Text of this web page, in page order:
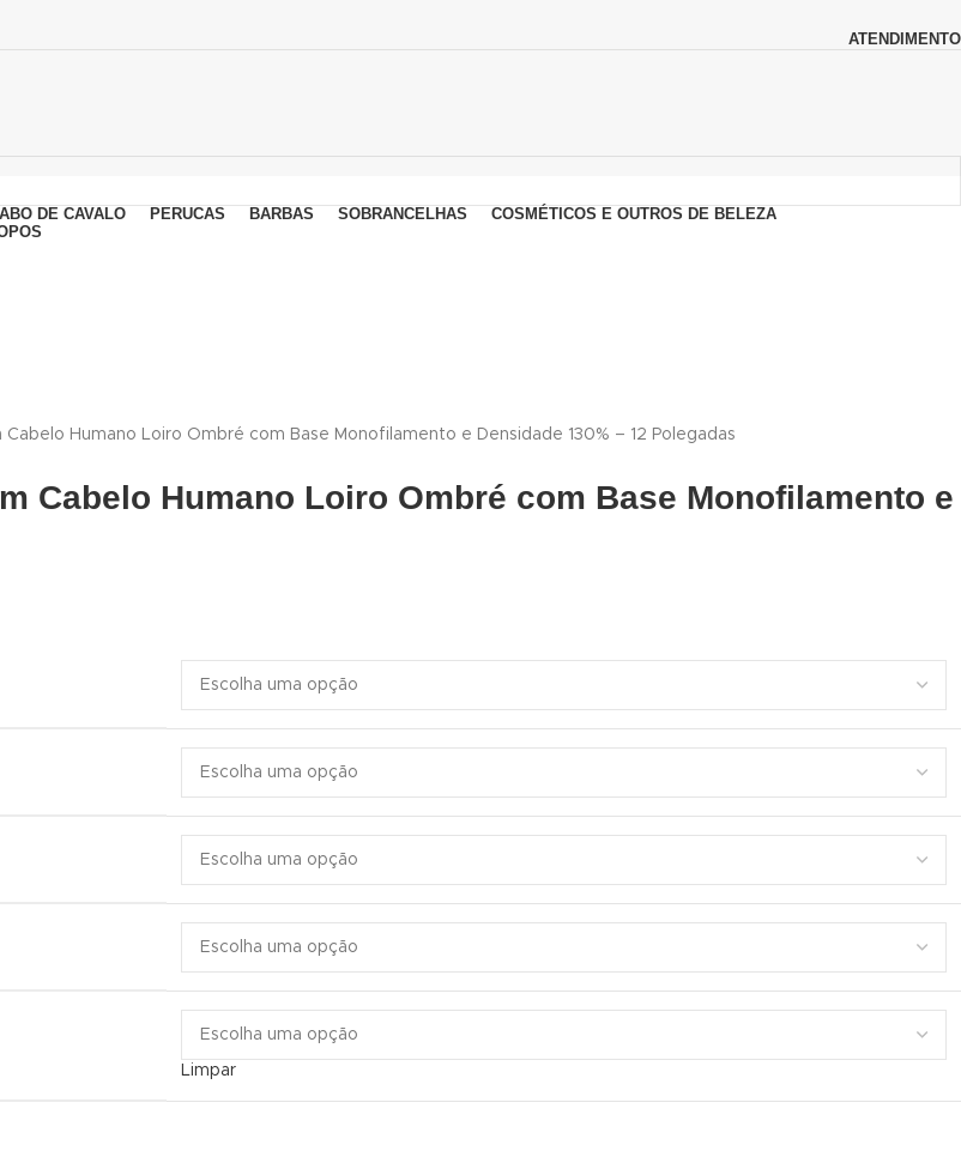
ATENDIMENTO
DE CAVALO PERUCAS BARBAS SOBRANCELHAS
COSMÉTICOS E OUTROS DE BELEZA
Cabelo Humano Loiro Ombré com Base Monofilamento e Densidade 130% – 12 Polegadas
Cabelo Humano Loiro Ombré com Base Monofilamento e
Limpar